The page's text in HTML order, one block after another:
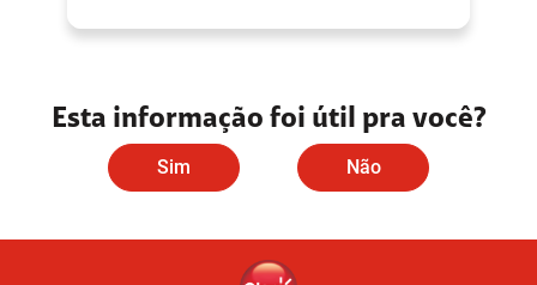
Esta informação foi útil pra você?
Sim Não